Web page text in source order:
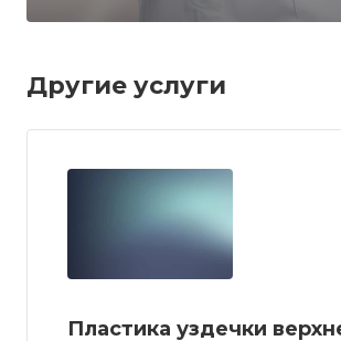
Другие услуги
Пластика уздечки